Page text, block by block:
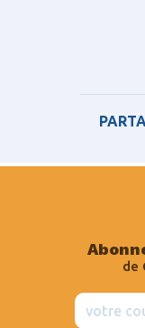
de